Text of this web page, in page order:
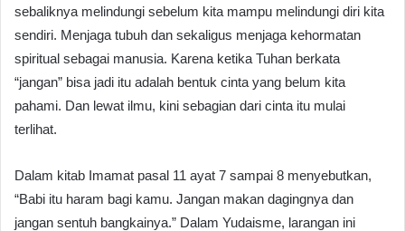
sebaliknya melindungi sebelum kita mampu melindungi diri kita
sendiri. Menjaga tubuh dan sekaligus menjaga kehormatan
spiritual sebagai manusia. Karena ketika Tuhan berkata
“jangan” bisa jadi itu adalah bentuk cinta yang belum kita
pahami. Dan lewat ilmu, kini sebagian dari cinta itu mulai
terlihat.
Dalam kitab Imamat pasal 11 ayat 7 sampai 8 menyebutkan,
“Babi itu haram bagi kamu. Jangan makan dagingnya dan
jangan sentuh bangkainya.” Dalam Yudaisme, larangan ini